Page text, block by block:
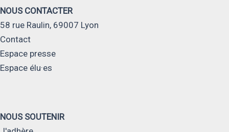
NOUS CONTACTER
58 rue Raulin, 69007 Lyon
Contact
Espace presse
Espace élu·es
NOUS SOUTENIR